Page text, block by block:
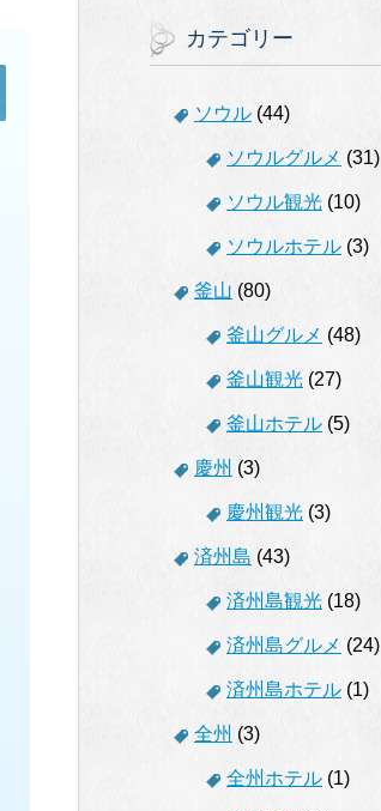
カテゴリー
ソウル (44)
ソウルグルメ (31)
ソウル観光 (10)
ソウルホテル (3)
釜山 (80)
釜山グルメ (48)
釜山観光 (27)
釜山ホテル (5)
慶州 (3)
慶州観光 (3)
済州島 (43)
済州島観光 (18)
済州島グルメ (24)
済州島ホテル (1)
全州 (3)
全州ホテル (1)